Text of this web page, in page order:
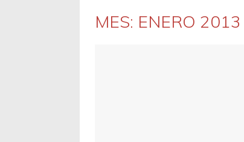
[ 2 julio, 2026 ]
MES: ENERO 2013